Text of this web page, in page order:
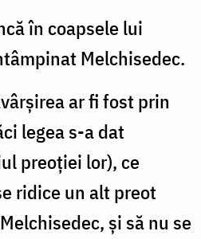
în coapsele lui
Melchisedec.
ar fi fost prin
legea s-a dat
preoţiei lor), ce
ridice un alt preot
şi să nu se